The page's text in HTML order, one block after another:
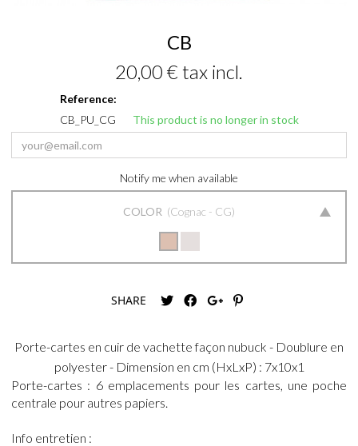
CB
20,00 € tax incl.
Reference:
CB_PU_CG
This product is no longer in stock
Notify me when available
COLOR Cognac - CG
SHARE
Porte-cartes en cuir de vachette façon nubuck - Doublure en
polyester - Dimension en cm (HxLxP) : 7x10x1
Porte-cartes : 6 emplacements pour les cartes, une poche
centrale pour autres papiers.
Info entretien :